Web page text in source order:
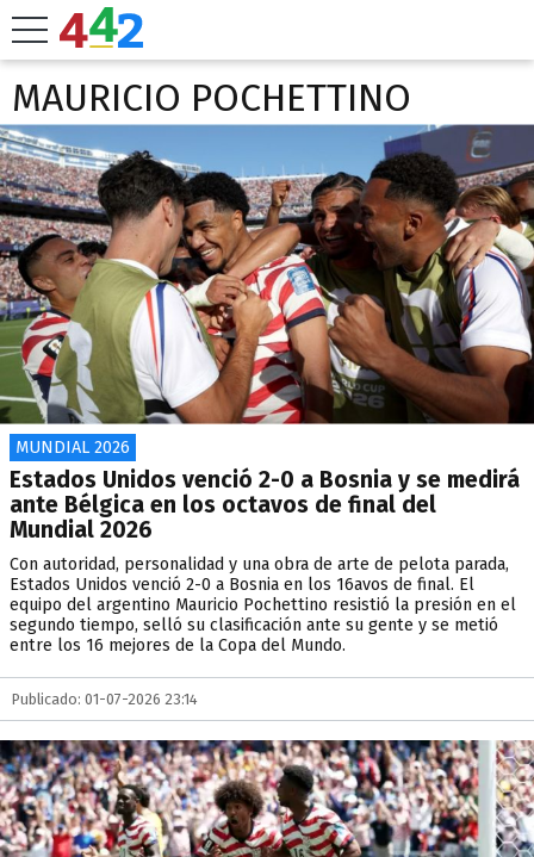
MAURICIO POCHETTINO
MUNDIAL 2026
Estados Unidos venció 2-0 a Bosnia y se medirá
ante Bélgica en los octavos de final del
Mundial 2026
Con autoridad, personalidad y una obra de arte de pelota parada,
Estados Unidos venció 2-0 a Bosnia en los 16avos de final. El
equipo del argentino Mauricio Pochettino resistió la presión en el
segundo tiempo, selló su clasificación ante su gente y se metió
entre los 16 mejores de la Copa del Mundo.
Publicado: 01-07-2026 23:14